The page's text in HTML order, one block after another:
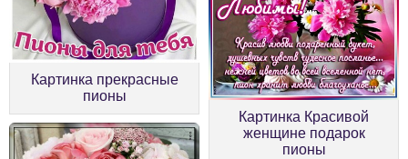
Картинка прекрасные
пионы
Картинка Красивой
женщине подарок
пионы